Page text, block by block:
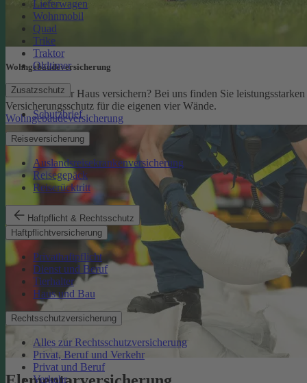
Lieferwagen
Wohnmobil
Quad
Trike
Traktor
Oldtimer
Zusatzschutz
Schutzbrief
Reiseversicherung
Auslandsreisekrankenversicherung
Reisegepäck
Reiserücktritt
Haftpflicht & Rechtsschutz
Haftpflichtversicherung
Privathaftpflicht
Dienst und Beruf
Tierhalter
Haus und Bau
Rechtsschutzversicherung
Alles zur Rechtsschutzversicherung
Privat, Beruf und Verkehr
Privat und Beruf
Verkehr
Wohngebäude­versicherung
Sie möchten Ihr Haus versichern? Bei uns finden Sie leistungsstarken
Versicherungsschutz für die eigenen vier Wände.
Wohngebäudeversicherung